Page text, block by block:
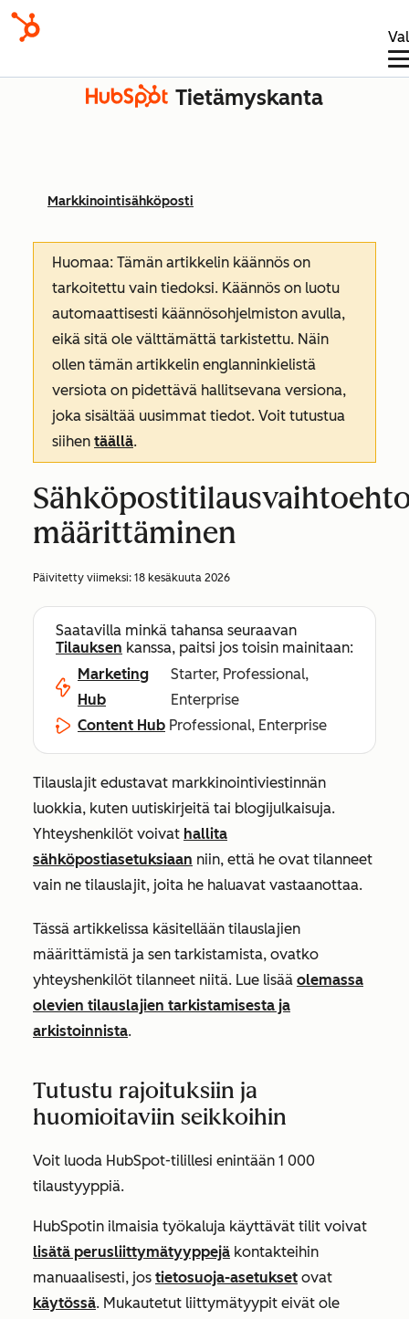
Tietämyskanta
Markkinointisähköposti
Huomaa: Tämän artikkelin käännös on
tarkoitettu vain tiedoksi. Käännös on luotu
automaattisesti käännösohjelmiston avulla,
eikä sitä ole välttämättä tarkistettu. Näin
ollen tämän artikkelin englanninkielistä
versiota on pidettävä hallitsevana versiona,
joka sisältää uusimmat tiedot. Voit tutustua
siihen täällä.
määrittäminen
Päivitetty viimeksi: 18 kesäkuuta 2026
Saatavilla minkä tahansa seuraavan
Tilauksen kanssa, paitsi jos toisin mainitaan:
Marketing
Hub
Starter, Professional,
Enterprise
Content Hub Professional, Enterprise
Tilauslajit edustavat markkinointiviestinnän
luokkia, kuten uutiskirjeitä tai blogijulkaisuja.
Yhteyshenkilöt voivat hallita
sähköpostiasetuksiaan niin, että he ovat tilanneet
vain ne tilauslajit, joita he haluavat vastaanottaa.
Tässä artikkelissa käsitellään tilauslajien
määrittämistä ja sen tarkistamista, ovatko
yhteyshenkilöt tilanneet niitä. Lue lisää olemassa
olevien tilauslajien tarkistamisesta ja
arkistoinnista.
Tutustu rajoituksiin ja
huomioitaviin seikkoihin
Voit luoda HubSpot-tilillesi enintään 1 000
tilaustyyppiä.
HubSpotin ilmaisia työkaluja käyttävät tilit voivat
lisätä perusliittymätyyppejä kontakteihin
manuaalisesti, jos tietosuoja-asetukset ovat
käytössä. Mukautetut liittymätyypit eivät ole